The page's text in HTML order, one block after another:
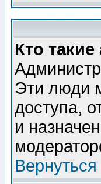
Кто
Эти люди
доступа,
и